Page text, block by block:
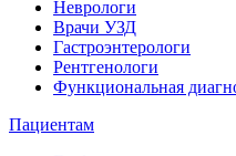
Неврологи
Врачи УЗД
Гастроэнтерологи
Рентгенологи
Функциональная
Пациентам